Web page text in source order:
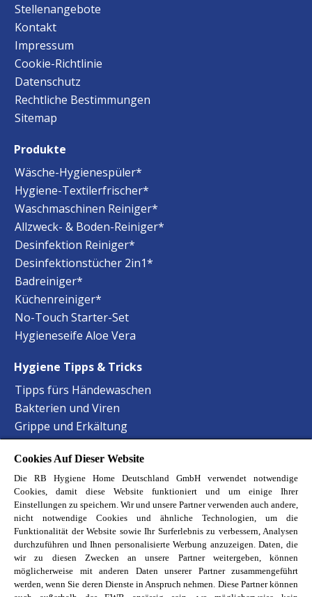
Stellenangebote
Kontakt
Impressum
Cookie-Richtlinie
Datenschutz
Rechtliche Bestimmungen
Sitemap
Produkte
Wäsche-Hygienespüler*
Hygiene-Textilerfrischer*
Waschmaschinen Reiniger*
Allzweck- & Boden-Reiniger*
Desinfektion Reiniger*
Desinfektionstücher 2in1*
Badreiniger*
Küchenreiniger*
No-Touch Starter-Set
Hygieneseife Aloe Vera
Hygiene Tipps & Tricks
Tipps fürs Händewaschen
Bakterien und Viren
Grippe und Erkältung
Staphylokokken Hygiene
Harnwegsinfektionen Hygiene
Lebensmittelvergiftung Hygiene
Hand-Mund-Fuss Krankheit
Baby-Krankheiten erkennen
Haustierbesitzer Reinigungstipps
Allergene im Schlafzimmer
Entdecke unsere Reckitt Marken
Cookies Auf Dieser Website
Die RB Hygiene Home Deutschland GmbH verwendet notwendige
Cookies, damit diese Website funktioniert und um einige Ihrer
Einstellungen zu speichern. Wir und unsere Partner verwenden auch andere,
nicht notwendige Cookies und ähnliche Technologien, um die
Funktionalität der Website sowie Ihr Surferlebnis zu verbessern, Analysen
durchzuführen und Ihnen personalisierte Werbung anzuzeigen. Daten, die
wir zu diesen Zwecken an unsere Partner weitergeben, können
möglicherweise mit anderen Daten unserer Partner zusammengeführt
werden, wenn Sie deren Dienste in Anspruch nehmen. Diese Partner können